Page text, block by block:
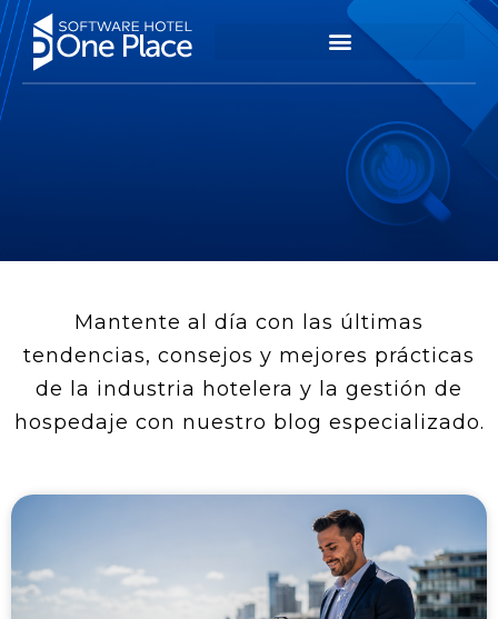
Mantente al día con las últimas
tendencias, consejos y mejores prácticas
de la industria hotelera y la gestión de
hospedaje con nuestro blog especializado.